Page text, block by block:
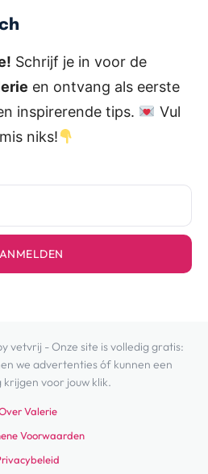
Schrijf je in voor de
en ontvang als eerste
inspirerende tips.
Vul
niks!
vetvrij - Onze site is volledig gratis:
we advertenties óf kunnen een
voor jouw klik.
Valerie
Voorwaarden